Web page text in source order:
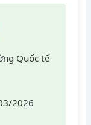
Quốc tế
2026